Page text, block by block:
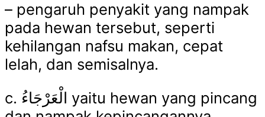
– pengaruh penyakit yang nampak
pada hewan tersebut, seperti
kehilangan nafsu makan, cepat
lelah, dan semisalnya.
c. الْعَرْجَاءُ yaitu hewan yang pincang